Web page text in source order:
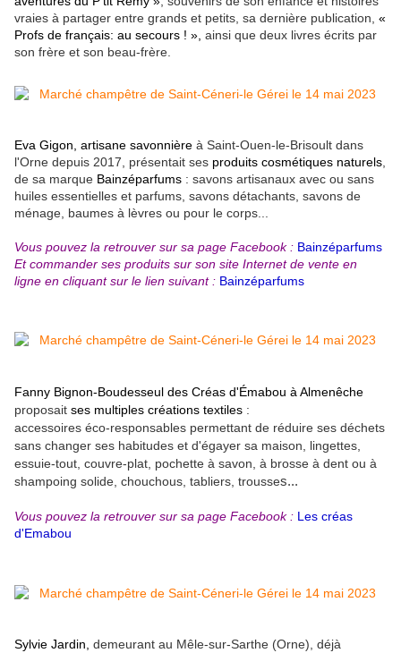
vraies à partager entre grands et petits, sa dernière publication, «
Profs de français: au secours ! », ainsi que deux livres écrits par
son frère et son beau-frère.
Eva Gigon, artisane savonnière à Saint-Ouen-le-Brisoult dans
l'Orne depuis 2017, présentait ses produits cosmétiques naturels
de sa marque Bainzéparfums : savons artisanaux avec ou sans
huiles essentielles et parfums, savons détachants, savons de
ménage, baumes à lèvres ou pour le corps...
Vous pouvez la retrouver sur sa page Facebook : Bainzéparfums
Et commander ses produits sur son site Internet de vente en
ligne en cliquant sur le lien suivant : Bainzéparfums
Fanny Bignon-Boudesseul des Créas d'Émabou à Almenêche
proposait ses multiples créations textiles :
accessoires éco-responsables permettant de réduire ses déchets
sans changer ses habitudes et d'égayer sa maison, lingettes,
essuie-tout, couvre-plat, pochette à savon, à brosse à dent ou à
shampoing solide, chouchous, tabliers, trousses...
Vous pouvez la retrouver sur sa page Facebook : Les créas
d'Emabou
Sylvie Jardin, demeurant au Mêle-sur-Sarthe (Orne), déjà